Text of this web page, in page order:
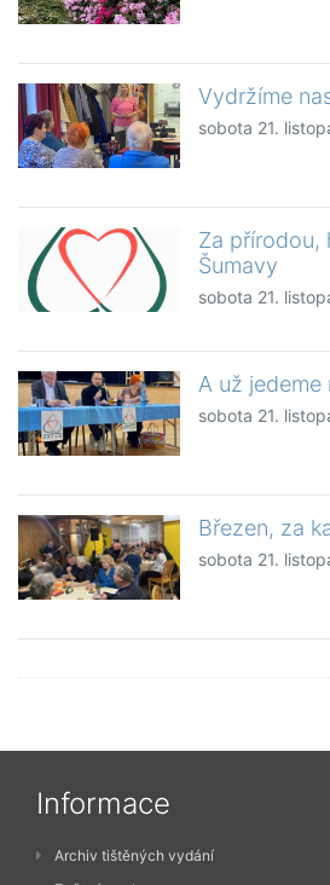
Vydržíme
sobota 21.
Za přírodou,
Šumavy
sobota 21.
A už
sobota 21.
Březen, za
sobota 21.
Informace
Archiv tištěných vydání